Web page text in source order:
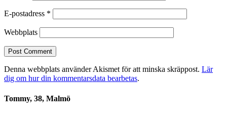
E-postadress *
Webbplats
Denna webbplats använder Akismet för att minska skräppost. Lär
dig om hur din kommentarsdata bearbetas.
Tommy, 38, Malmö